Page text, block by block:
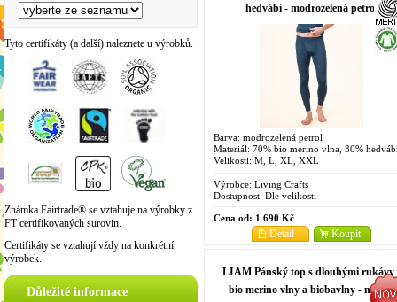
Tyto certifikáty (a další) naleznete u výrobků.
Známka Fairtrade® se vztahuje na výrobky z
FT certifikovaných surovin.
Certifikáty se vztahují vždy na konkrétní
výrobek.
Důležité informace
hedvábí - modrozelená petrol
Barva: modrozelená petrol
Materiál: 70% bio merino vlna, 30%
Velikosti: M, L, XL, XXL
Výrobce: Living Crafts
Dostupnost: Dle velikosti
Cena od: 1 690 Kč
Koupit
Detail
LIAM Pánský top s dlouhými rukávy
bio merino vlny a biobavlny - modrá